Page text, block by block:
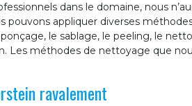
dans le domaine, nous
pouvons appliquer diverses
le sablage, le peeling, le
Les méthodes de nettoyage que
ravalement